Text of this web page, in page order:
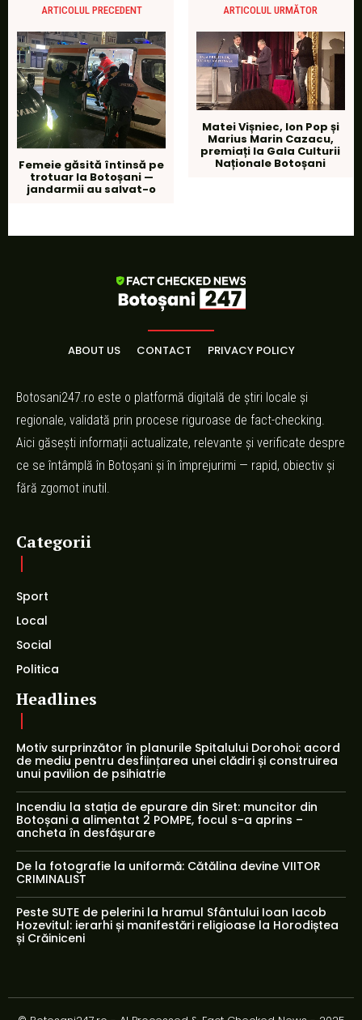
ARTICOLUL PRECEDENT
Femeie găsită întinsă pe
trotuar la Botoșani —
jandarmii au salvat-o
ARTICOLUL URMĂTOR
Matei Vișniec, Ion Pop și
Marius Marin Cazacu,
premiați la Gala Culturii
Naționale Botoșani
ABOUT US CONTACT PRIVACY POLICY
Botosani247.ro este o platformă digitală de știri locale și
regionale, validată prin procese riguroase de fact-checking.
Aici găsești informații actualizate, relevante și verificate despre
ce se întâmplă în Botoșani și în împrejurimi — rapid, obiectiv și
fără zgomot inutil.
Categorii
Sport
Local
Social
Politica
Headlines
Motiv surprinzător în planurile Spitalului Dorohoi: acord
de mediu pentru desființarea unei clădiri și construirea
unui pavilion de psihiatrie
Incendiu la stația de epurare din Siret: muncitor din
Botoșani a alimentat 2 POMPE, focul s-a aprins –
ancheta în desfășurare
De la fotografie la uniformă: Cătălina devine VIITOR
CRIMINALIST
Peste SUTE de pelerini la hramul Sfântului Ioan Iacob
Hozevitul: ierarhi și manifestări religioase la Horodiștea
și Crăiniceni